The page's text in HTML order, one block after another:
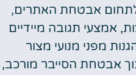
לתחום אבטחת האתרים,
אמצעי תגובה מיידיים
מפני מנועי מצור
אבטחת הסייבר מורכב,